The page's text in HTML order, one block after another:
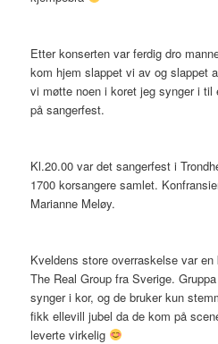
Etter konserten var ferdig dro
kom hjem slappet vi av og slappet
vi møtte noen i koret jeg synger i
på sangerfest.
Kl.20.00 var det sangerfest i
1700 korsangere samlet.
Marianne Meløy.
Kveldens store overraskelse var
The Real Group fra Sverige.
synger i kor, og de bruker kun
fikk ellevill jubel da de kom på
leverte virkelig